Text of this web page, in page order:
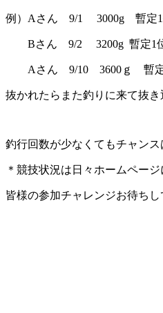
例） A さん 9/1 3000g 暫定1
Bさん 9/2 3200g 暫定1
A さん 9/10 3600 ｇ 暫
抜かれたらまた釣りに来て抜
釣行回数が少なくてもチャン
＊競技状況は日々ホームペー
皆様の参加チャレンジお待ちし